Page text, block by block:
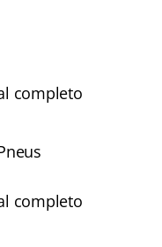
completo
completo